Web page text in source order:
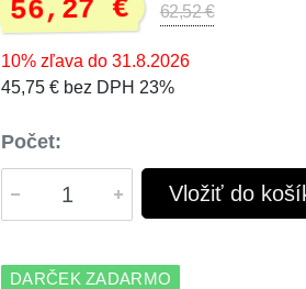
56,27 € 62,52 €
10% zľava do 31.8.2026
45,75 € bez DPH 23%
Počet:
Vložiť do
DARČEK ZADARMO